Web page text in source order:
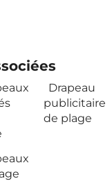
Drapeau
publicitaire
de plage